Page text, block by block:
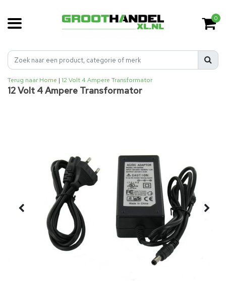
0
Terug naar Home | 12 Volt 4 Ampere Transformator
12 Volt 4 Ampere Transformator